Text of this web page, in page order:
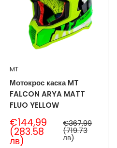
MT
Мотокрос каска MT
FALCON ARYA MATT
FLUO YELLOW
Продажна
цена
€144,99
(283.58
лв)
Нормална
цена
€367,99
(719.73
лв)